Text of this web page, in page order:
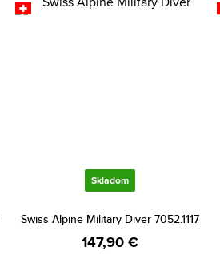
Skladom
Swiss Alpine Military Diver 7052.1117
147,90 €